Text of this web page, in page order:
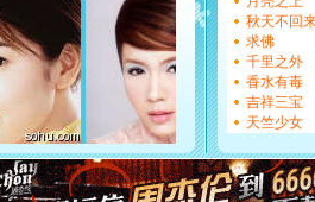
能正大光明地骚扰
都要快乐噢!
[圣诞节]奉上一颗祝
如意,快乐,鲜花,一
[元旦]
看到你我会
断电。爱你是我职
你是我专业！水晶
[元旦]如果上天让我
起；二是再生再世
离。水晶之恋祝你
秋天不回
求佛
千里之外
香水有毒
吉祥三宝
天竺少女